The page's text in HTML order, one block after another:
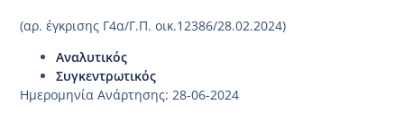
(αρ. έγκρισης Γ4α/Γ.Π. οικ.12386/28.02.2024)
Αναλυτικός
Συγκεντρωτικός
Ημερομηνία Ανάρτησης: 28-06-2024